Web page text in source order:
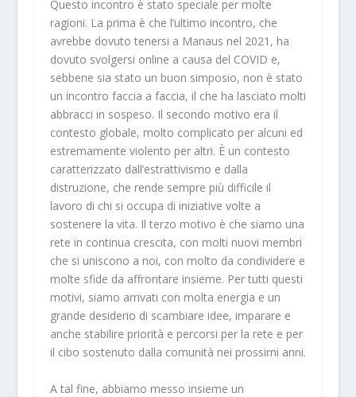
Questo incontro è stato speciale per molte
ragioni. La prima è che l’ultimo incontro, che
avrebbe dovuto tenersi a Manaus nel 2021, ha
dovuto svolgersi online a causa del COVID e,
sebbene sia stato un buon simposio, non è stato
un incontro faccia a faccia, il che ha lasciato molti
abbracci in sospeso. Il secondo motivo era il
contesto globale, molto complicato per alcuni ed
estremamente violento per altri. È un contesto
caratterizzato dall’estrattivismo e dalla
distruzione, che rende sempre più difficile il
lavoro di chi si occupa di iniziative volte a
sostenere la vita. Il terzo motivo è che siamo una
rete in continua crescita, con molti nuovi membri
che si uniscono a noi, con molto da condividere e
molte sfide da affrontare insieme. Per tutti questi
motivi, siamo arrivati con molta energia e un
grande desiderio di scambiare idee, imparare e
anche stabilire priorità e percorsi per la rete e per
il cibo sostenuto dalla comunità nei prossimi anni.
A tal fine, abbiamo messo insieme un